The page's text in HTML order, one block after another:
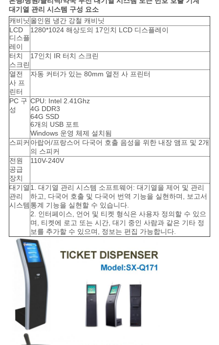
회
를
요
청
하
다
사
이
트
맵
PRIVACY
POLICY
대기열 관리 시스템 구성 요소
캐비닛 올인원 냉간 강철 캐비닛
LCD
디스플
레이
1280*1024 해상도의 17인치 LCD 디스플레이
터치
스크린
17인치 IR 터치 스크린
열전
사 프
린터
자동 커터가 있는 80mm 열전 사 프린터
PC 구
성
CPU: Intel 2.41Ghz
4G DDR3
64G SSD
6개의 USB 포트
Windows 운영 체제 설치됨
스피커 아랍어/프랑스어 다국어 호출 음성을 위한 내장 앰프 및 2개
의 스피커
전원
공급
장치
110V-240V
대기열
관리
시스템
1. 대기열 관리 시스템 소프트웨어: 대기열을 제어 및 관리
하고, 다국어 호출 및 다국어 번역 기능을 실현하며, 보고서
통계 기능을 실현할 수 있습니다.
2. 인터페이스, 언어 및 티켓 형식은 사용자 정의할 수 있으
며, 티켓에 로고 또는 시간, 대기 중인 사람과 같은 기타 정
보를 추가할 수 있으며, 정보는 편집 가능합니다.